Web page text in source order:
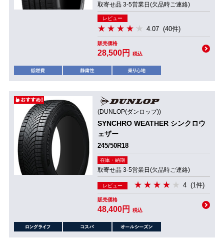
取寄せ品 3-5営業日(欠品時ご連絡)
レビュー
4.07 (40件)
販売価格
28,500円 税込
(DUNLOP(ダンロップ))
SYNCHRO WEATHER シンクロウ
ェザー
245/50R18
在庫・納期
取寄せ品 3-5営業日(欠品時ご連絡)
レビュー 4 (1件)
販売価格
48,400円 税込